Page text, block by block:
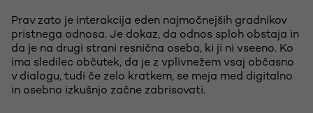
Prav zato je interakcija eden najmočnejših gradnikov
pristnega odnosa. Je dokaz, da odnos sploh obstaja in
da je na drugi strani resnična oseba, ki ji ni vseeno. Ko
ima sledilec občutek, da je z vplivnežem vsaj občasno
v dialogu, tudi če zelo kratkem, se meja med digitalno
in osebno izkušnjo začne zabrisovati.